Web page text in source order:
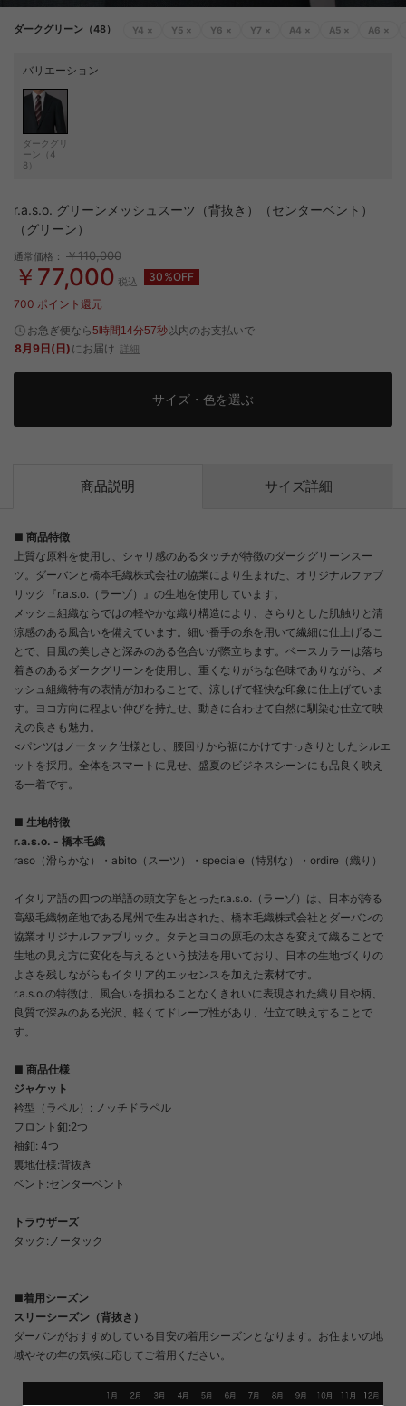
ダークグリーン（48） Y4 × Y5 × Y6 × Y7 × A4 × A5 × A6 ×
バリエーション
ダークグリ
ーン（4
8）
r.a.s.o. グリーンメッシュスーツ（背抜き）（センターベント）
（グリーン）
通常価格： ￥110,000
￥77,000 税込
30%OFF
700 ポイント還元
お急ぎ便なら5時間14分57秒以内のお支払いで
8月9日(日) にお届け 詳細
サイズ・色を選ぶ
商品説明 サイズ詳細
■ 商品特徴
上質な原料を使用し、シャリ感のあるタッチが特徴のダークグリーンスー
ツ。ダーバンと橋本毛織株式会社の協業により生まれた、オリジナルファブ
リック『r.a.s.o.（ラーゾ）』の生地を使用しています。
メッシュ組織ならではの軽やかな織り構造により、さらりとした肌触りと清
涼感のある風合いを備えています。細い番手の糸を用いて繊細に仕上げるこ
とで、目風の美しさと深みのある色合いが際立ちます。ベースカラーは落ち
着きのあるダークグリーンを使用し、重くなりがちな色味でありながら、メ
ッシュ組織特有の表情が加わることで、涼しげで軽快な印象に仕上げていま
す。ヨコ方向に程よい伸びを持たせ、動きに合わせて自然に馴染む仕立て映
えの良さも魅力。
<パンツはノータック仕様とし、腰回りから裾にかけてすっきりとしたシルエ
ットを採用。全体をスマートに見せ、盛夏のビジネスシーンにも品良く映え
る一着です。
■ 生地特徴
r.a.s.o. - 橋本毛織
raso（滑らかな）・abito（スーツ）・speciale（特別な）・ordire（織り）
イタリア語の四つの単語の頭文字をとったr.a.s.o.（ラーゾ）は、日本が誇る
高級毛織物産地である尾州で生み出された、橋本毛織株式会社とダーバンの
協業オリジナルファブリック。タテとヨコの原毛の太さを変えて織ることで
生地の見え方に変化を与えるという技法を用いており、日本の生地づくりの
よさを残しながらもイタリア的エッセンスを加えた素材です。
r.a.s.o.の特徴は、風合いを損ねることなくきれいに表現された織り目や柄、
良質で深みのある光沢、軽くてドレープ性があり、仕立て映えすることで
す。
■ 商品仕様
ジャケット
衿型（ラペル）: ノッチドラペル
フロント釦:2つ
袖釦: 4つ
裏地仕様:背抜き
ベント:センターベント
トラウザーズ
タック:ノータック
■着用シーズン
スリーシーズン（背抜き）
ダーバンがおすすめしている目安の着用シーズンとなります。お住まいの地
域やその年の気候に応じてご着用ください。